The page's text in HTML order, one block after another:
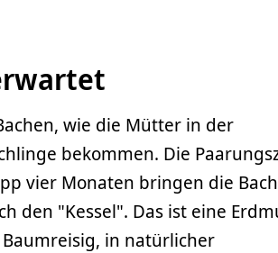
wie die Mütter in der
bekommen. Die
vier Monaten bringen die
den "Kessel". Das ist eine
in natürlicher